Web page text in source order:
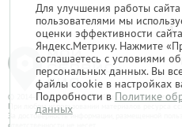
1
© 2014-2026. «Мой Сервис-Гид» – проект группы
При любом использовании материалов ресурса
За достоверность информации, размещенной
Для улучшения работы
пользователями мы
оценки эффективности
Яндекс.Метрику. Нажмите
соглашаетесь с условиями
персональных данных. Вы
файлы cookie в настройках
Подробности в Политике
данных